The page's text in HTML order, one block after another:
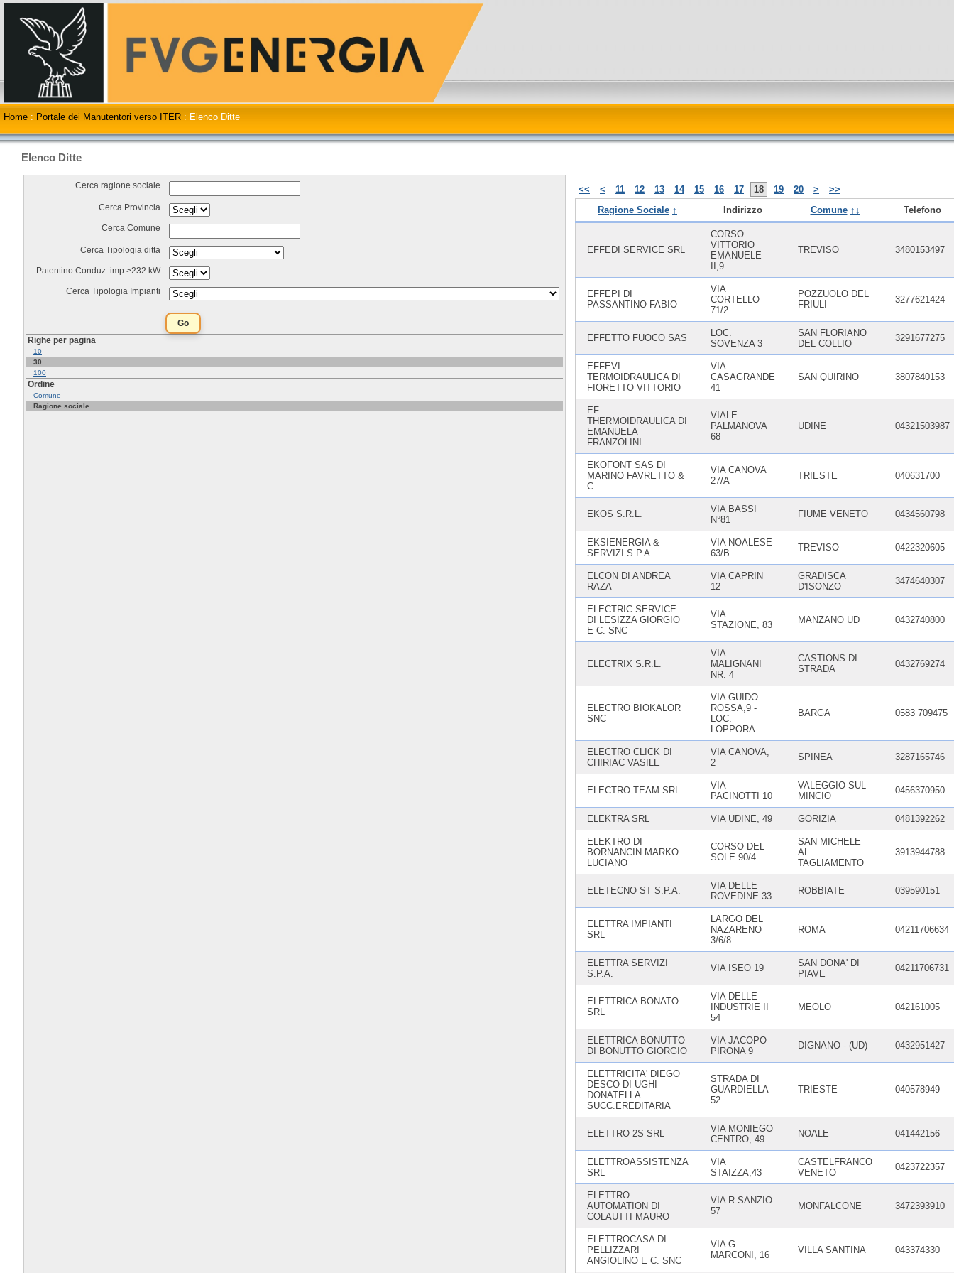
Home : Portale dei Manutentori verso ITER : Elenco Ditte
Elenco Ditte
Cerca ragione sociale
Cerca Provincia
Cerca Comune
Cerca Tipologia ditta
Patentino Conduz. imp.>232 kW
Cerca Tipologia Impianti
Righe per pagina
10
30
100
Ordine
Comune
Ragione sociale
<< < 11 12 13 14 15 16 17 18 19 20 >
>>
Ragione Sociale ↑ Indirizzo Comune ↑↓ Telefono
EFFEDI SERVICE SRL
CORSO
VITTORIO
EMANUELE
II,9
TREVISO 3480153497
EFFEPI DI
PASSANTINO FABIO
VIA
CORTELLO
71/2
POZZUOLO DEL
FRIULI
3277621424
EFFETTO FUOCO SAS
LOC.
SOVENZA 3
SAN FLORIANO
DEL COLLIO
3291677275
EFFEVI
TERMOIDRAULICA DI
FIORETTO VITTORIO
VIA
CASAGRANDE
41
SAN QUIRINO 3807840153
EF
THERMOIDRAULICA DI
EMANUELA
FRANZOLINI
VIALE
PALMANOVA
68
UDINE 04321503987
EKOFONT SAS DI
MARINO FAVRETTO &
C.
VIA CANOVA
27/A
TRIESTE 040631700
EKOS S.R.L.
VIA BASSI
N°81
FIUME VENETO 0434560798
EKSIENERGIA &
SERVIZI S.P.A.
VIA NOALESE
63/B
TREVISO 0422320605
ELCON DI ANDREA
RAZA
VIA CAPRIN
12
GRADISCA
D'ISONZO
3474640307
ELECTRIC SERVICE
DI LESIZZA GIORGIO
E C. SNC
VIA
STAZIONE, 83
MANZANO UD 0432740800
ELECTRIX S.R.L.
VIA
MALIGNANI
NR. 4
CASTIONS DI
STRADA
0432769274
ELECTRO BIOKALOR
SNC
VIA GUIDO
ROSSA,9 -
LOC.
LOPPORA
BARGA 0583 709475
ELECTRO CLICK DI
CHIRIAC VASILE
VIA CANOVA,
2
SPINEA 3287165746
ELECTRO TEAM SRL
VIA
PACINOTTI 10
VALEGGIO SUL
MINCIO
0456370950
ELEKTRA SRL VIA UDINE, 49 GORIZIA 0481392262
ELEKTRO DI
BORNANCIN MARKO
LUCIANO
CORSO DEL
SOLE 90/4
SAN MICHELE
AL
TAGLIAMENTO
3913944788
ELETECNO ST S.P.A.
VIA DELLE
ROVEDINE 33
ROBBIATE 039590151
ELETTRA IMPIANTI
SRL
LARGO DEL
NAZARENO
3/6/8
ROMA 04211706634
ELETTRA SERVIZI
S.P.A.
VIA ISEO 19
SAN DONA' DI
PIAVE
04211706731
ELETTRICA BONATO
SRL
VIA DELLE
INDUSTRIE II
54
MEOLO 042161005
ELETTRICA BONUTTO
DI BONUTTO GIORGIO
VIA JACOPO
PIRONA 9
DIGNANO - (UD) 0432951427
ELETTRICITA' DIEGO
DESCO DI UGHI
DONATELLA
SUCC.EREDITARIA
STRADA DI
GUARDIELLA
52
TRIESTE 040578949
ELETTRO 2S SRL
VIA MONIEGO
CENTRO, 49
NOALE 041442156
ELETTROASSISTENZA
SRL
VIA
STAIZZA,43
CASTELFRANCO
VENETO
0423722357
ELETTRO
AUTOMATION DI
COLAUTTI MAURO
VIA R.SANZIO
57
MONFALCONE 3472393910
ELETTROCASA DI
PELLIZZARI
ANGIOLINO E C. SNC
VIA G.
MARCONI, 16
VILLA SANTINA 043374330